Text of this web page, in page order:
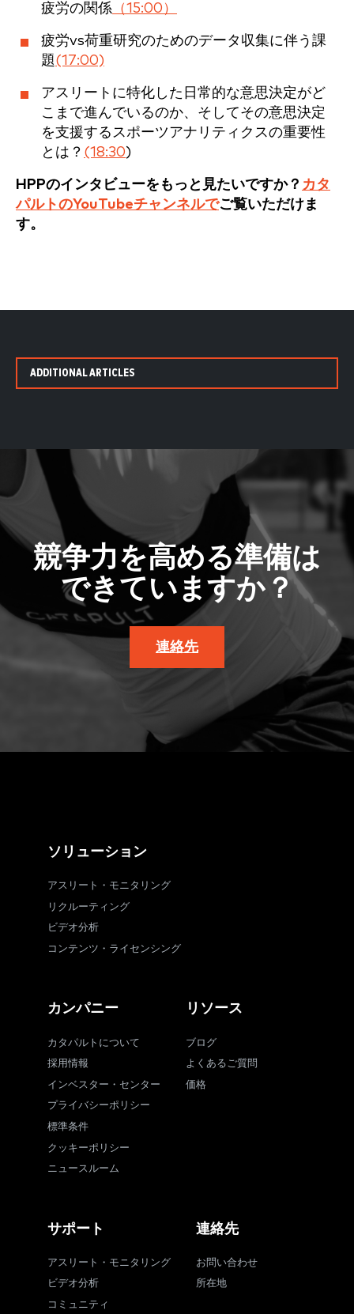
疲労の関係 （15:00）
疲労vs荷重研究のためのデータ収集に伴う課
題(17:00)
アスリートに特化した日常的な意思決定がど
こまで進んでいるのか、そしてその意思決定
を支援するスポーツアナリティクスの重要性
とは？ (18:30)
HPPのインタビューをもっと見たいですか？ カタ
パルトのYouTubeチャンネルでご覧いただけま
す。
ADDITIONAL ARTICLES
競争力を高める準備は
できていますか？
連絡先
ソリューション
アスリート・モニタリング
リクルーティング
ビデオ分析
コンテンツ・ライセンシング
カンパニー
カタパルトについて
採用情報
インベスター・センター
プライバシーポリシー
標準条件
クッキーポリシー
ニュースルーム
リソース
ブログ
よくあるご質問
価格
サポート
アスリート・モニタリング
ビデオ分析
コミュニティ
連絡先
お問い合わせ
所在地